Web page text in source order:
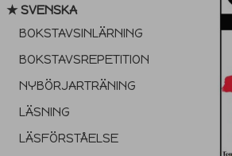
★ SVENSKA
BOKSTAVSINLÄRNING
BOKSTAVSREPETITION
NYBÖRJARTRÄNING
LÄSNING
LÄSFÖRSTÅELSE